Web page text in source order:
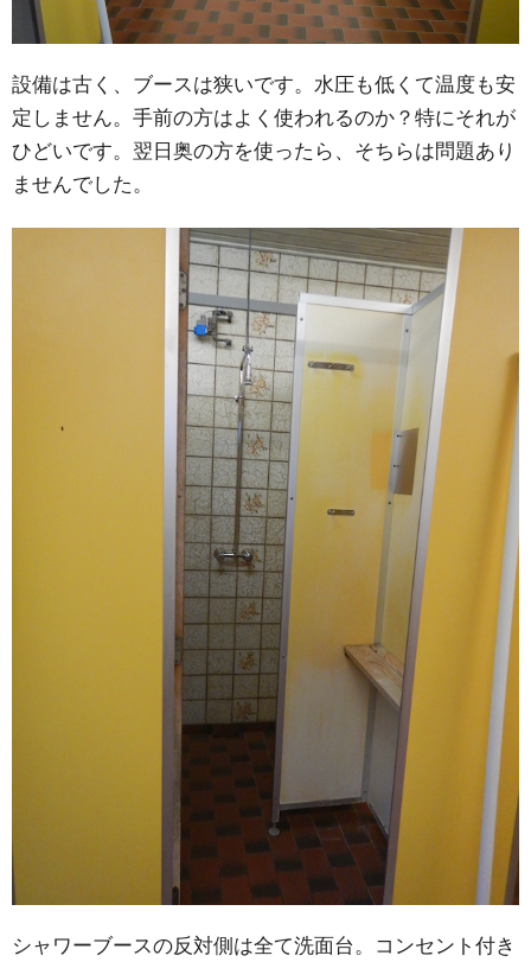
設備は古く、ブースは狭いです。水圧も低くて温度も安
定しません。手前の方はよく使われるのか？特にそれが
ひどいです。翌日奥の方を使ったら、そちらは問題あり
ませんでした。
シャワーブースの反対側は全て洗面台。コンセント付き